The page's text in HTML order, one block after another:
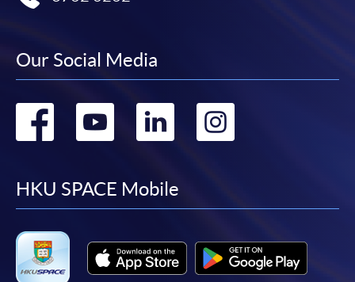
個別課程為須報讀同一學歷頒授課程及其他單元或繳
網上支付可通過「繳費靈」(PPS) (不適用於手機)、
繳付學費。
親身報名/郵遞
Our Social Media
Go
facebook
Go
youtube
Go
linkedin
Go
HKU SPACE Mobile